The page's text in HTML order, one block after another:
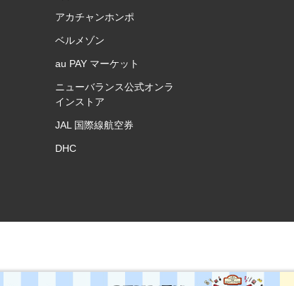
アカチャンホンポ
ベルメゾン
au PAY マーケット
ニューバランス公式オンラ
インストア
JAL 国際線航空券
DHC